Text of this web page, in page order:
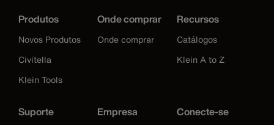
Produtos
Novos Produtos
Civitella
Klein Tools
Onde comprar
Onde comprar
Recursos
Catálogos
Klein A to Z
Suporte Empresa Conecte-se